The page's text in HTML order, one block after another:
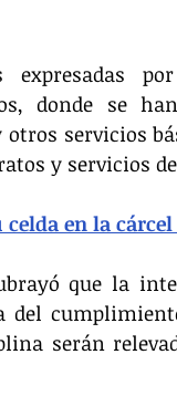
expresadas
donde se
servicios
y servicios
en la cárcel
que la
del
serán